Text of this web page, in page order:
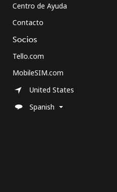
Centro de Ayuda
Contacto
Socios
Tello.com
MobileSIM.com
United States
Spanish